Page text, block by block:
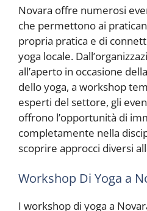
Novara offre numerosi
che permettono ai
propria pratica e di
yoga locale.
all’aperto in occasione
dello yoga, a workshop
esperti del settore, gli
offrono l’opportunità di
completamente nella
scoprire approcci diversi
Workshop Di Yoga a
I workshop di yoga a